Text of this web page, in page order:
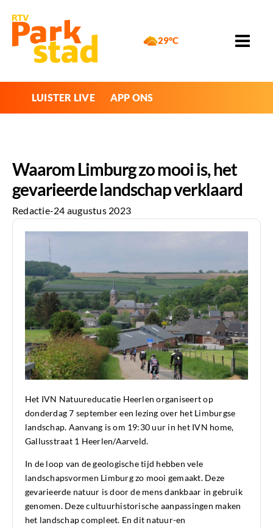
29°C
LUISTER LIVE APP ONS
Waarom Limburg zo mooi is, het
gevarieerde landschap verklaard
Redactie-24 augustus 2023
Het IVN Natuureducatie Heerlen organiseert op
donderdag 7 september een lezing over het Limburgse
landschap. Aanvang is om 19:30 uur in het IVN home,
Gallusstraat 1 Heerlen/Aarveld.
In de loop van de geologische tijd hebben vele
landschapsvormen Limburg zo mooi gemaakt. Deze
gevarieerde natuur is door de mens dankbaar in gebruik
genomen. Deze cultuurhistorische aanpassingen maken
het landschap compleet. En dit natuur-en